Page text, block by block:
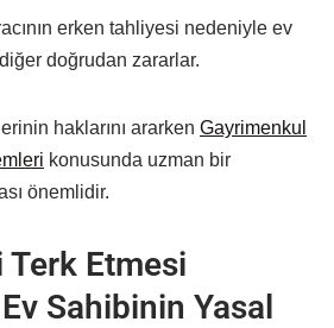
erken tahliyesi nedeniyle ev
doğrudan zararlar.
haklarını ararken Gayrimenkul
konusunda uzman bir
önemlidir.
Terk Etmesi
Sahibinin Yasal